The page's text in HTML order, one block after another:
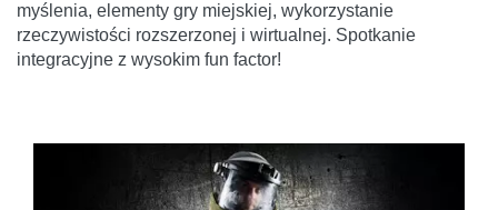
myślenia, elementy gry miejskiej, wykorzystanie
rzeczywistości rozszerzonej i wirtualnej. Spotkanie
integracyjne z wysokim fun factor!